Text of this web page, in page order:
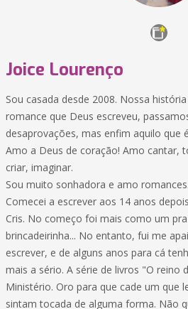
Joice Lourenço
Sou casada desde 2008. Nossa
romance que Deus escreveu,
desaprovações, mas enfim aquilo que
Amo a Deus de coração! Amo cantar,
criar, imaginar.
Sou muito sonhadora e amo romances.
Comecei a escrever aos 14 anos
Cris. No começo foi mais como um
brincadeirinha... No entanto, fui me
escrever, e de alguns anos para cá
mais a sério. A série de livros "O reino
Ministério. Oro para que cade um que
sintam tocada de alguma forma. Não